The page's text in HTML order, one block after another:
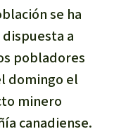
se ha
a
pobladores
domingo el
minero
canadiense.